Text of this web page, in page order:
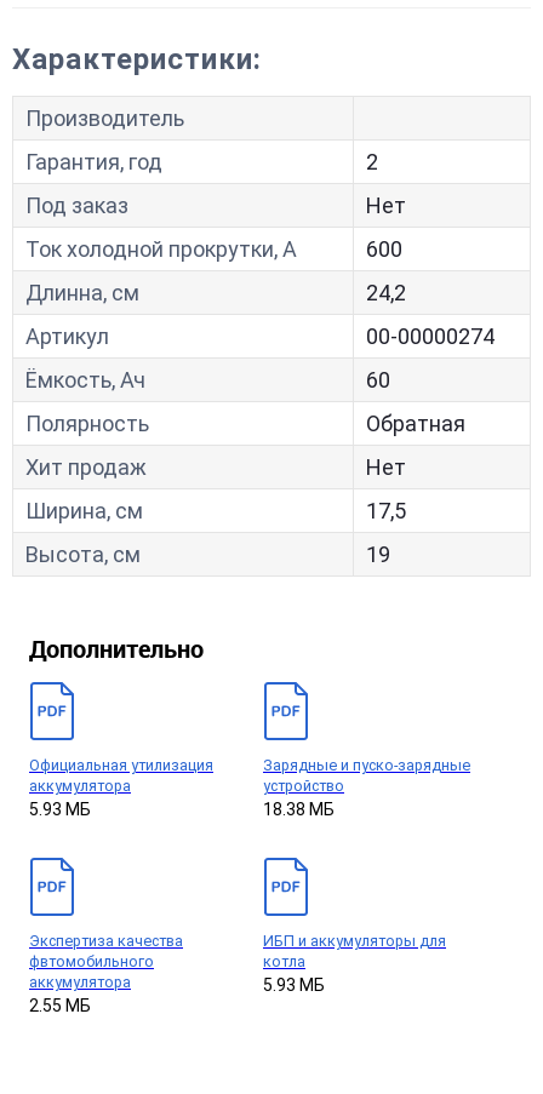
Характеристики:
Производитель
Гарантия, год
2
Под заказ
Нет
Ток холодной прокрутки, A
600
Длинна, см
24,2
Артикул
00-00000274
Ёмкость, Ач
60
Полярность
Обратная
Хит продаж
Нет
Ширина, см
17,5
Высота, см
19
Дополнительно
Официальная утилизация
аккумулятора
5.93 МБ
Зарядные и пуско-зарядные
устройство
18.38 МБ
Экспертиза качества
фвтомобильного
аккумулятора
2.55 МБ
ИБП и аккумуляторы для
котла
5.93 МБ